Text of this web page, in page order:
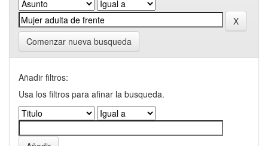
Comenzar nueva busqueda
Añadir filtros:
Usa los filtros para afinar la busqueda.